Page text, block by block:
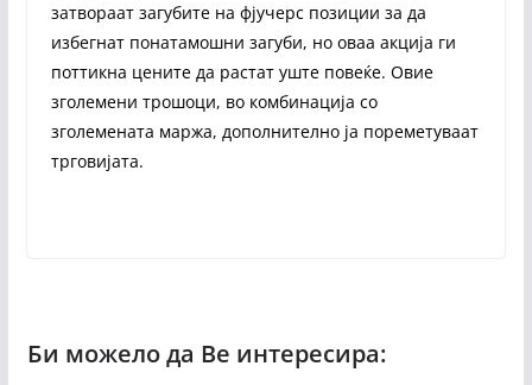
затвораат загубите на фјучерс позиции за да
избегнат понатамошни загуби, но оваа акција ги
поттикна цените да растат уште повеќе. Овие
зголемени трошоци, во комбинација со
зголемената маржа, дополнително ја пореметуваат
трговијата.